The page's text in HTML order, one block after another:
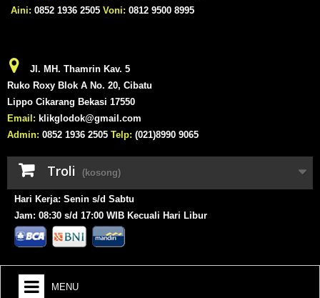
Aini: 0852 1936 2505 Voni: 0812 9500 8995
Jl. MH. Thamrin Kav. 5
Ruko Roxy Blok A No. 20, Cibatu
Lippo Cikarang Bekasi 17550
Email: klikglodok@gmail.com
Admin: 0852 1936 2505 Telp: (021)8990 9065
Troli (kosong)
Hari Kerja: Senin s/d Sabtu
Jam: 08:30 s/d 17:00 WIB Kecuali Hari Libur
MENU